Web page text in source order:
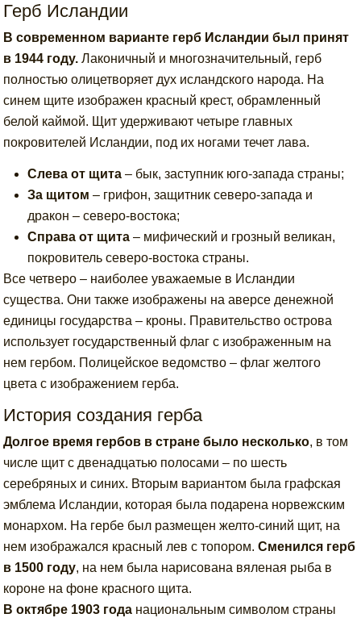
Герб Исландии
В современном варианте герб Исландии был принят
в 1944 году. Лаконичный и многозначительный, герб
полностью олицетворяет дух исландского народа. На
синем щите изображен красный крест, обрамленный
белой каймой. Щит удерживают четыре главных
покровителей Исландии, под их ногами течет лава.
Слева от щита – бык, заступник юго-запада страны;
За щитом – грифон, защитник северо-запада и
дракон – северо-востока;
Справа от щита– мифический и грозный великан,
покровитель северо-востока страны.
Все четверо – наиболее уважаемые в Исландии
существа. Они также изображены на аверсе денежной
единицы государства – кроны. Правительство острова
использует государственный флаг с изображенным на
нем гербом. Полицейское ведомство – флаг желтого
цвета с изображением герба.
История создания герба
Долгое время гербов в стране было несколько, в том
числе щит с двенадцатью полосами – по шесть
серебряных и синих. Вторым вариантом была графская
эмблема Исландии, которая была подарена норвежским
монархом. На гербе был размещен желто-синий щит, на
нем изображался красный лев с топором.Сменился герб
в 1500 году, на нем была нарисована вяленая рыба в
короне на фоне красного щита.
В октябре 1903 года национальным символом страны